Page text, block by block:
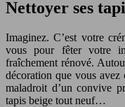
Nettoyer ses
Imaginez. C’est votre
vous pour fêter votre
fraîchement rénové.
décoration que vous avez
maladroit d’un convive
tapis beige tout neuf…